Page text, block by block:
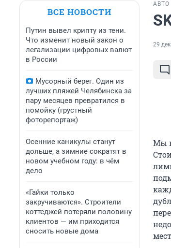
ВСЕ НОВОСТИ
Путин вывел крипту из тени.
Что изменит новый закон о
легализации цифровых валют
в России
Мусорный берег. Один из
лучших пляжей Челябинска за
пару месяцев превратился в
помойку (грустный
фоторепортаж)
Осенние каникулы станут
дольше, а зимние сократят в
новом учебном году: в чём
дело
«Гайки только
закручиваются». Строители
коттеджей потеряли половину
клиентов — им приходится
сносить новые дома
АВТО
29
Мы